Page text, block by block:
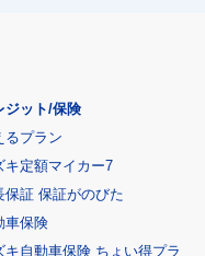
ジット/保険
るプラン
キ定額マイカー7
保証 保証がのびた
車保険
キ自動車保険 ちょい得プラ